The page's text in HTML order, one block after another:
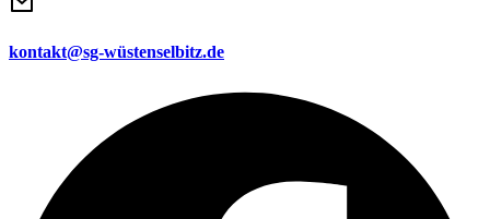
kontakt@sg-wüstenselbitz.de